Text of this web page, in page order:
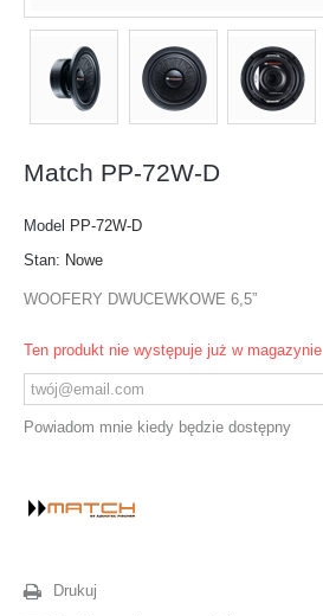
Match PP-72W-D
Model PP-72W-D
Stan: Nowe
WOOFERY DWUCEWKOWE 6,5”
Ten produkt nie występuje już w magazynie
Powiadom mnie kiedy będzie dostępny
Drukuj